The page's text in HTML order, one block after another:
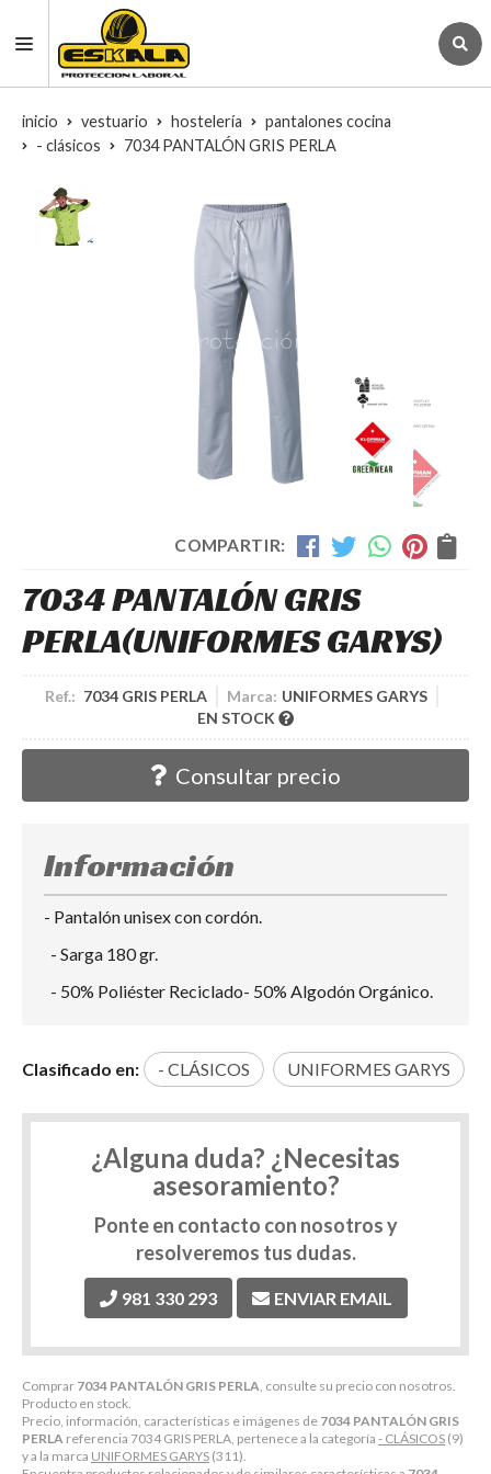
inicio vestuario hostelería
pantalones cocina
- clásicos
7034 PANTALÓN GRIS PERLA
COMPARTIR:
7034 PANTALÓN GRIS
PERLA(UNIFORMES GARYS)
Ref.: 7034 GRIS PERLA Marca: UNIFORMES GARYS
EN STOCK
Consultar precio
Comprar 7034 PANTALÓN GRIS PERLA, consulte su precio con nosotros.
Producto en stock.
Precio, información, características e imágenes de 7034 PANTALÓN GRIS
PERLA referencia 7034 GRIS PERLA, pertenece a la categoría - CLÁSICOS (9)
y a la marca UNIFORMES GARYS (311).
Información
- Pantalón unisex con cordón.
- Sarga 180 gr.
- 50% Poliéster Reciclado- 50% Algodón Orgánico.
Clasificado en: - CLÁSICOS UNIFORMES GARYS
¿Alguna duda? ¿Necesitas
asesoramiento?
Ponte en contacto con nosotros y
resolveremos tus dudas.
981 330 293 ENVIAR EMAIL